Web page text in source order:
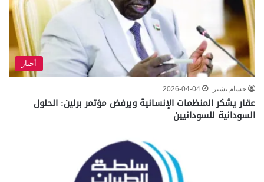
أخبار
حسام بشير 2026-04-04
عقار يشكر المنظمات الإنسانية ويرفض مؤتمر برلين: الحلول
السودانية للسودانيين